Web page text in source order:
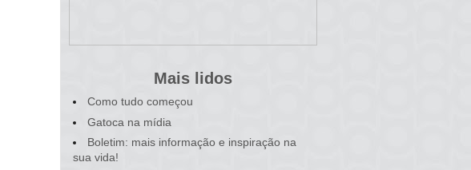
Mais lidos
Como tudo começou
Gatoca na mídia
Boletim: mais informação e inspiração na
sua vida!